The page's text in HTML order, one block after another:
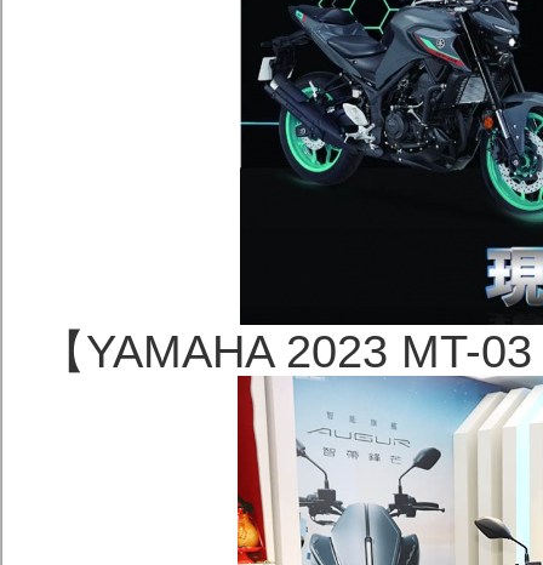
【YAMAHA 2023 MT-